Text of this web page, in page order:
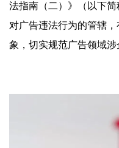
法指南（二）》（以下
对广告违法行为的管辖
象，切实规范广告领域涉